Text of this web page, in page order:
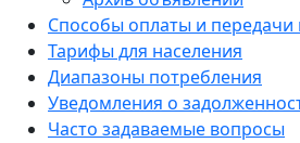
Способы оплаты и передачи
Тарифы для населения
Диапазоны потребления
Уведомления о
Часто задаваемые вопросы